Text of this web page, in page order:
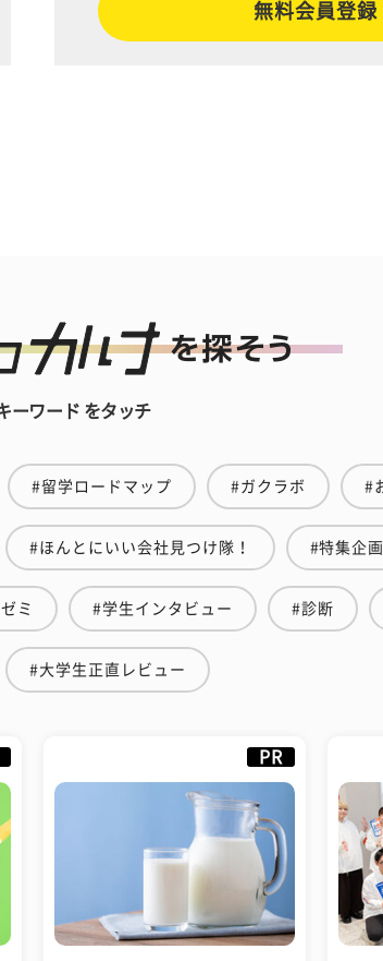
無料会員登録
ーワード をタッチ
#留学ロードマップ #ガクラボ #
#ほんとにいい会社見つけ隊！ #特集企画
ミ #学生インタビュー #診断
#大学生正直レビュー
PR